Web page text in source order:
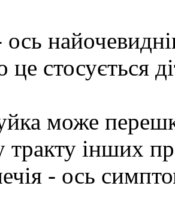
ось
це стосується
може
тракту інших
- ось